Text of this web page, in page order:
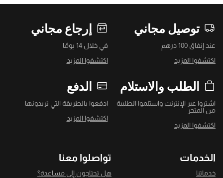
توصيل مجاني
عند إنفاق 100 درهم
اكتشفوا المزيد
إرجاع مجاني
في خلال 14 يومًا
اكتشفوا المزيد
الطلب والاستلام
اشتروا عبر الإنترنت واستلموا الطلبية
من المتجر
اكتشفوا المزيد
الدفع
ادفعوا بالطريقة التي تريدونها
اكتشفوا المزيد
الخدمات
خدماتنا
تواصلوا معنا
هل تحتاجون إلى مساعدة؟